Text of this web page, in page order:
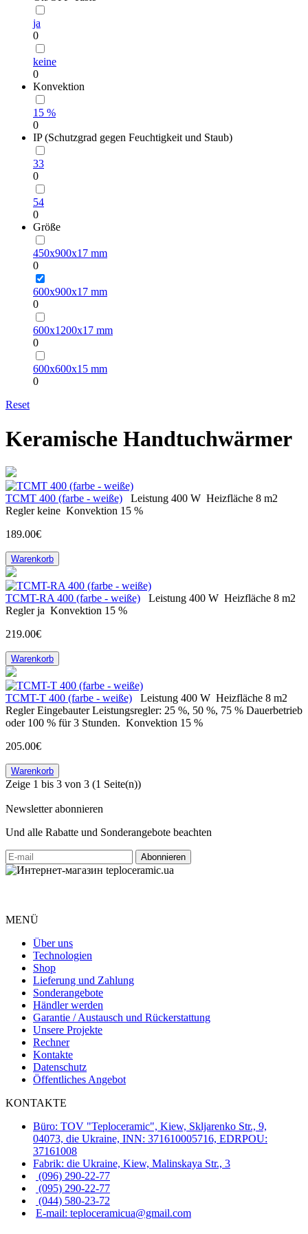
ja
0
keine
0
Konvektion
15 %
0
IP (Schutzgrad gegen Feuchtigkeit und Staub)
33
0
54
0
Größe
450х900х17 mm
0
600х900х17 mm
0
600х1200х17 mm
0
600х600х15 mm
0
Reset
Keramische Handtuchwärmer
ТСМТ 400 (farbe - weiße) Leistung 400 W Heizfläche 8 m2
Regler keine Konvektion 15 %
189.00€
Warenkorb
ТСМT-RA 400 (farbe - weiße) Leistung 400 W Heizfläche 8 m2
Regler ja Konvektion 15 %
219.00€
Warenkorb
ТСМT-T 400 (farbe - weiße) Leistung 400 W Heizfläche 8 m2
Regler Eingebauter Leistungsregler: 25 %, 50 %, 75 % Dauerbetrieb
oder 100 % für 3 Stunden. Konvektion 15 %
205.00€
Warenkorb
Zeige 1 bis 3 von 3 (1 Seite(n))
Newsletter abonnieren
Und alle Rabatte und Sonderangebote beachten
MENÜ
Über uns
Technologien
Shop
Lieferung und Zahlung
Sonderangebote
Händler werden
Garantie / Austausch und Rückerstattung
Unsere Projekte
Rechner
Kontakte
Datenschutz
Öffentliches Angebot
KONTAKTE
Büro: TOV "Teploceramic", Kiew, Skljarenko Str., 9,
04073, die Ukraine, INN: 371610005716, EDRPOU:
37161008
Fabrik: die Ukraine, Kiew, Malinskaya Str., 3
(096) 290-22-77
(095) 290-22-77
(044) 580-23-72
E-mail: teploceramicua@gmail.com